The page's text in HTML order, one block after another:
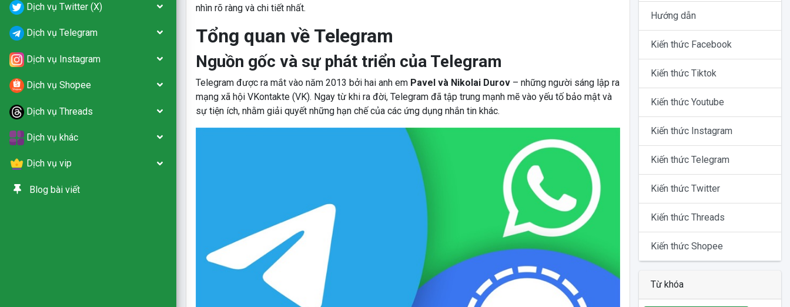
Dịch vụ Twitter (X)
Dịch vụ Telegram
Dịch vụ Instagram
Dịch vụ Shopee
Dịch vụ Threads
Dịch vụ khác
Dịch vụ vip
Blog bài viết
nhìn rõ ràng và chi tiết nhất.
Tổng quan về Telegram
Nguồn gốc và sự phát triển của Telegram
Telegram được ra mắt vào năm 2013 bởi hai anh em Pavel và Nikolai Durov– những người sáng lập ra
mạng xã hội VKontakte (VK). Ngay từ khi ra đời, Telegram đã tập trung mạnh mẽ vào yếu tố bảo mật và
sự tiện ích, nhằm giải quyết những hạn chế của các ứng dụng nhắn tin khác.
Hướng dẫn
Kiến thức Facebook
Kiến thức Tiktok
Kiến thức Youtube
Kiến thức Instagram
Kiến thức Telegram
Kiến thức Twitter
Kiến thức Threads
Kiến thức Shopee
Từ khóa